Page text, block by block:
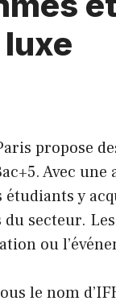
propose
Avec
y
secteur.
ou
le nom